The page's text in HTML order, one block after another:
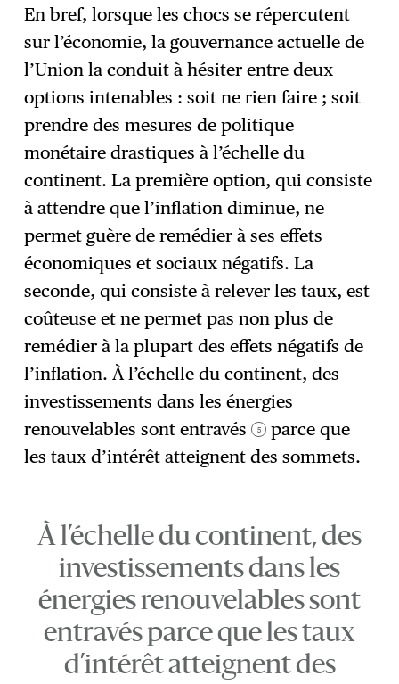
En bref, lorsque les chocs se répercutent
sur l’économie, la gouvernance actuelle de
l’Union la conduit à hésiter entre deux
options intenables : soit ne rien faire ; soit
prendre des mesures de politique
monétaire drastiques à l’échelle du
continent. La première option, qui consiste
à attendre que l’inflation diminue, ne
permet guère de remédier à ses effets
économiques et sociaux négatifs. La
seconde, qui consiste à relever les taux, est
coûteuse et ne permet pas non plus de
remédier à la plupart des effets négatifs de
l’inflation. À l’échelle du continent, des
investissements dans les énergies
renouvelables sont entravés 5
parce que
les taux d’intérêt atteignent des sommets.
À l’échelle du continent, des
investissements dans les
énergies renouvelables sont
entravés parce que les taux
d’intérêt atteignent des